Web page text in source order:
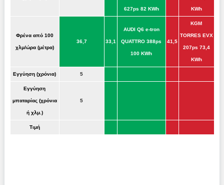
627ps 82 KWh KWh
Φρένα από 100
χλμ/ώρα (μέτρα)
36,7 33,1
AUDI Q6 e-tron
QUATTRO 388ps
100 KWh
41,5
KGM
TORRES EVX
207ps 73,4
KWh
Εγγύηση (χρόνια) 5
Εγγύηση
μπαταρίας (χρόνια
ή χλμ.)
5
Τιμή